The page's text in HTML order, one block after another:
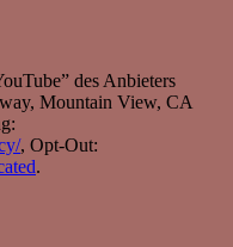
des Anbieters
Mountain View, CA
, Opt-Out:
.